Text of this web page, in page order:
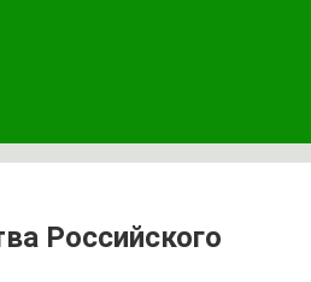
Российского